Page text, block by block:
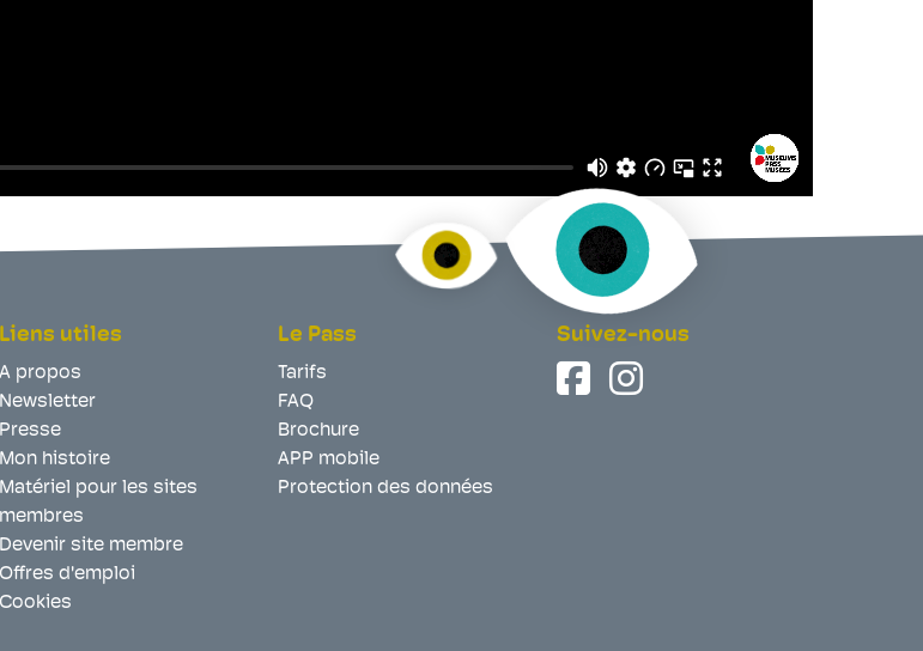
Liens utiles
A propos
Newsletter
Presse
Mon histoire
Matériel pour les sites
membres
Devenir site membre
Offres d'emploi
Cookies
Le Pass
Tarifs
FAQ
Brochure
APP mobile
Protection des données
Suivez-nous